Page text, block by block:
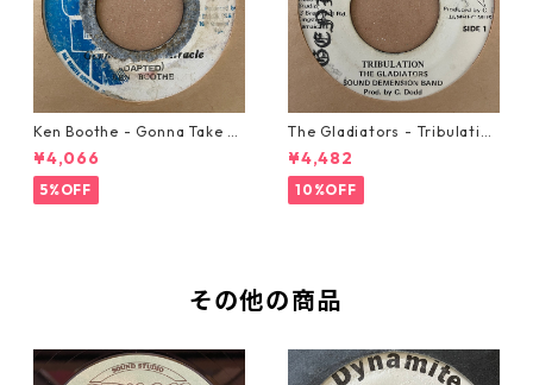
Ken Boothe - Gonna Take A
Miracle【7-21362】
¥4,066
5%OFF
The Gladiators - Tribulation
【7-21365】
¥4,482
10%OFF
その他の商品